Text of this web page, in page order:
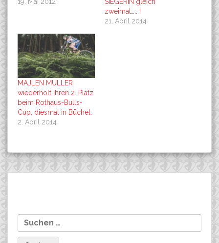
19. Mai 2012
SIEGERIN gleich
zweimal….. !
21. April 2014
MAJLEN MÜLLER
wiederholt ihren 2. Platz
beim Rothaus-Bulls-
Cup, diesmal in Büchel.
2. April 2014